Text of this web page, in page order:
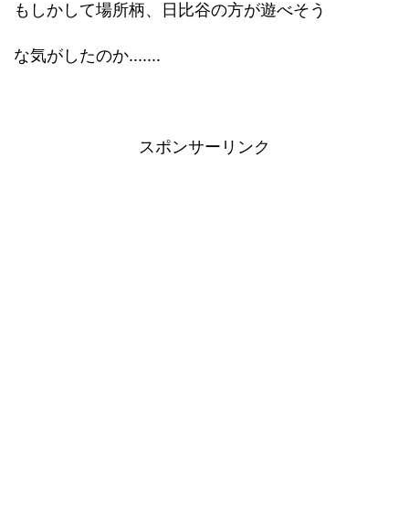
もしかして場所柄、日比谷の方が遊べそう
な気がしたのか.......
スポンサーリンク